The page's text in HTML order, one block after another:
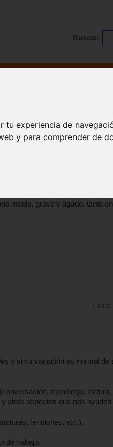
experiencia de
y para comprender de
Buscar:
medio, grave y agudo, tanto
y si su variación es normal de
monólogo,
otros aspectos que nos
tensiones, etc.).
de trabajo.